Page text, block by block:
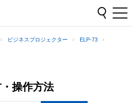
ビジネスプロジェクター
ELP-73
操作方法